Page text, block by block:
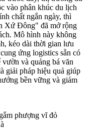
vào phân khúc du lịch
chất ngắn ngày, thì
Xứ Đông" đã mở rộng
Mô hình này không
kéo dài thời gian lưu
ứng logistics sẵn có
và quảng bá văn
giải pháp hiệu quả giúp
bền vững và giảm
phượng vĩ đỏ